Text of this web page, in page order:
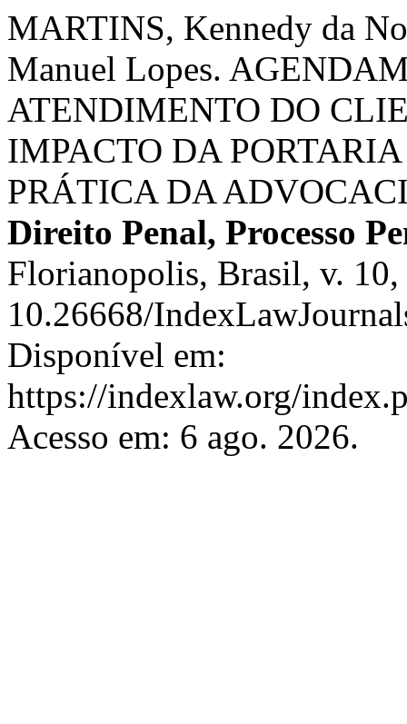
MARTINS, Kennedy da
Manuel Lopes.
ATENDIMENTO DO
IMPACTO DA
PRÁTICA DA
Direito Penal, Processo
Florianopolis, Brasil, v.
10.26668/
Disponível em:
https://indexlaw.org/
Acesso em: 6 ago. 2026.